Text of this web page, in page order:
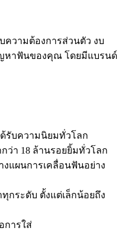
ความต้องการส่วนตัว งบ
หาฟันของคุณ โดยมีแบรนด์
รับความนิยมทั่วโลก
ว่า 18 ล้านรอยยิ้มทั่วโลก
งแผนการเคลื่อนฟันอย่าง
กระดับ ตั้งแต่เล็กน้อยถึง
การใส่